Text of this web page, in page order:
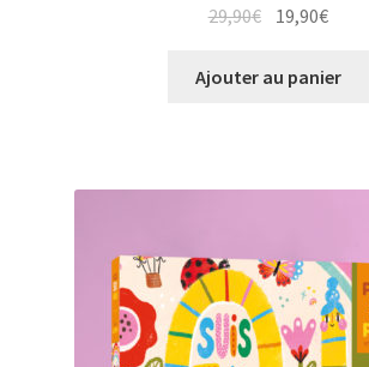
29,90€ Le
initial
19,90€Le
actuel
Ajouter au panier